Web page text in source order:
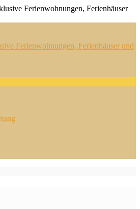
Ferienwohnungen, Ferienhäuser und